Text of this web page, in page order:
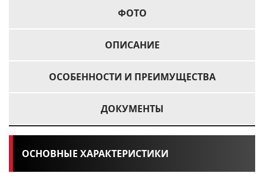
ФОТО
ОПИСАНИЕ
ОСОБЕННОСТИ И ПРЕИМУЩЕСТВА
ДОКУМЕНТЫ
ОСНОВНЫЕ ХАРАКТЕРИСТИКИ